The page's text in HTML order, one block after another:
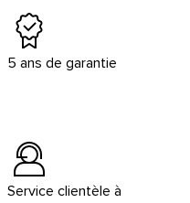
5 ans de garantie
Service clientèle à